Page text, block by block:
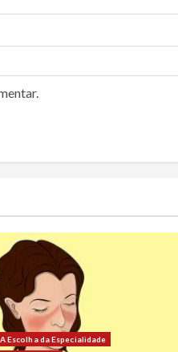
A Escolha da Especialidade